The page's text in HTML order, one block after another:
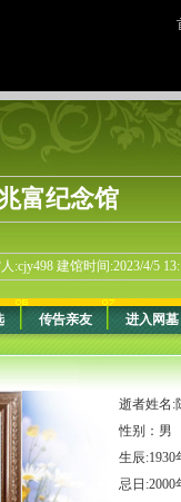
富纪念馆
:cjy498 建馆时间:2023/4/5
传告亲友 进入网墓
逝者姓名:
性别：男
生辰:1930
忌日:2000